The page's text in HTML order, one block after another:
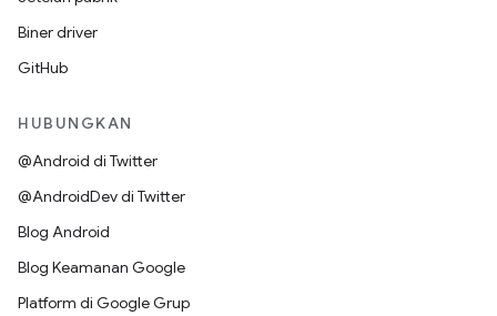
Biner driver
GitHub
HUBUNGKAN
@Android di Twitter
@AndroidDev di Twitter
Blog Android
Blog Keamanan Google
Platform di Google Grup